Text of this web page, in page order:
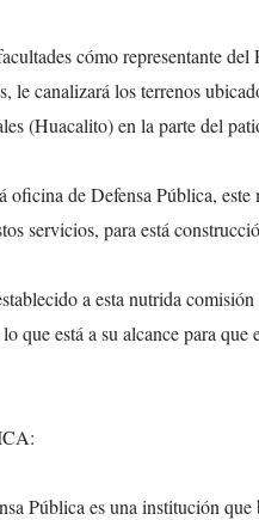
cómo representante
le canalizará los terrenos
(Huacalito) en la parte del
oficina de Defensa Pública,
servicios, para está
a esta nutrida
que está a su alcance para
Pública es una institución